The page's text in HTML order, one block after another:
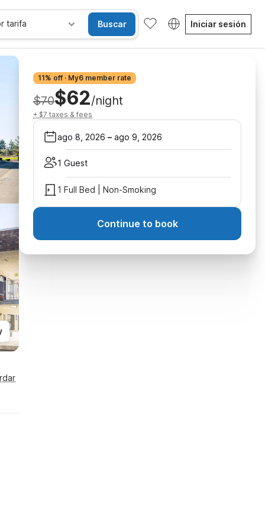
tarifa Buscar Iniciar sesión
11% off · My6 member rate
$70$62/night
+ $7 taxes & fees
ago 8, 2026 – ago 9, 2026
1 Guest
1 Full Bed | Non-Smoking
Continue to book